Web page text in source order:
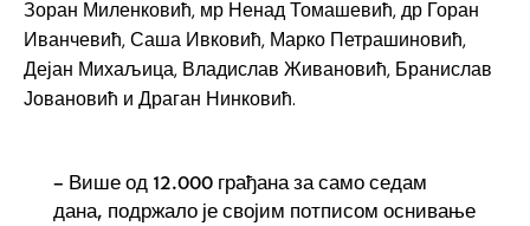
Зоран Миленковић, мр Ненад Томашевић, др Горан
Иванчевић, Саша Ивковић, Марко Петрашиновић,
Дејан Михаљица, Владислав Живановић, Бранислав
Јовановић и Драган Нинковић.
– Више од 12.000 грађана за само седам
дана, подржало је својим потписом оснивање